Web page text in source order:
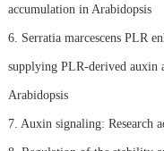
accumulation in Arabidopsis
6. Serratia marcescens PLR
supplying PLR-derived auxin
Arabidopsis
7. Auxin signaling: Research